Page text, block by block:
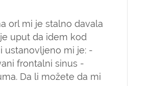
orl mi je stalno davala
uput da idem kod
ustanovljeno mi je: -
frontalni sinus -
Da li možete da mi